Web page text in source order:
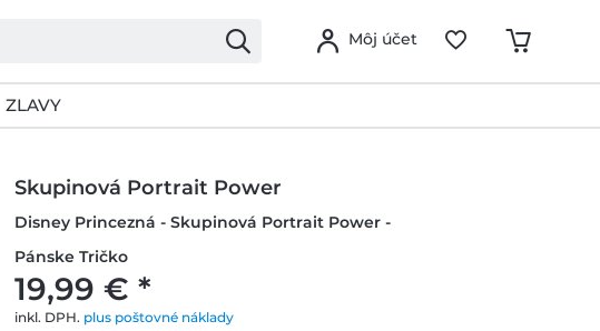
Môj účet
ZLAVY
Skupinová Portrait Power
Disney Princezná - Skupinová Portrait Power -
Pánske Tričko
19,99 € *
inkl. DPH. plus poštovné náklady